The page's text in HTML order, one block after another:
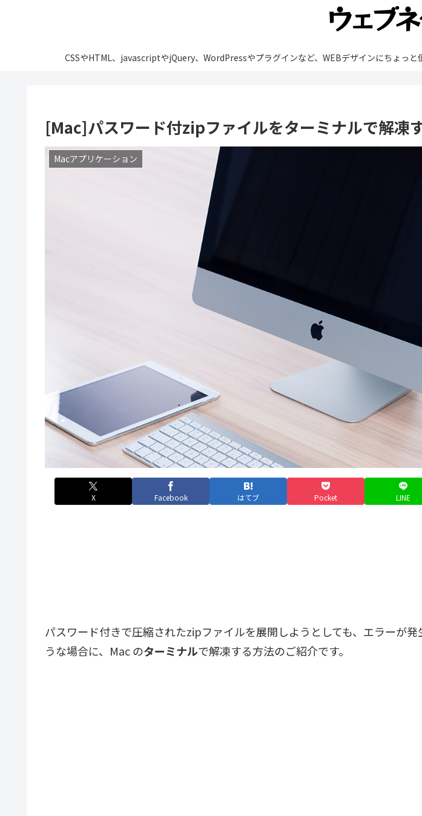
CSSやHTML、javascriptやjQuery、WordPressやプラグインなど、WEBデザインにちょっ
[Mac]パスワード付zipファイルをターミナルで解凍
Macアプリケーション
X Facebook はてブ Pocket LINE
パスワード付きで圧縮されたzipファイルを展開しようとしても、エラーが発
うな場合に、Mac のターミナルで解凍する方法のご紹介です。